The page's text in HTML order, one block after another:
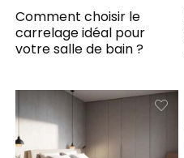
Comment choisir le
carrelage idéal pour
votre salle de bain ?